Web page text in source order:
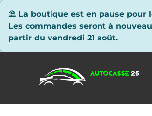
⛱ La boutique est en pause pour
Les commandes seront à
partir du vendredi 21 août.
Panneau de gestion des